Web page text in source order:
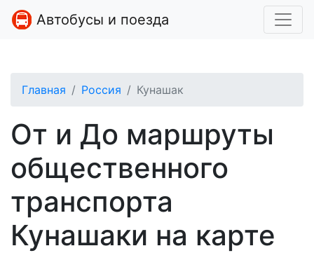
Автобусы и поезда
Главная Россия Кунашак
От и До маршруты
общественного
транспорта
Кунашаки на карте